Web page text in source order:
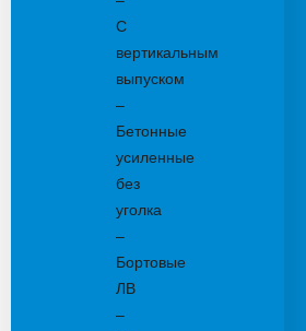
С
вертикальным
выпуском
–
Бетонные
усиленные
без
уголка
–
Бортовые
ЛВ
–